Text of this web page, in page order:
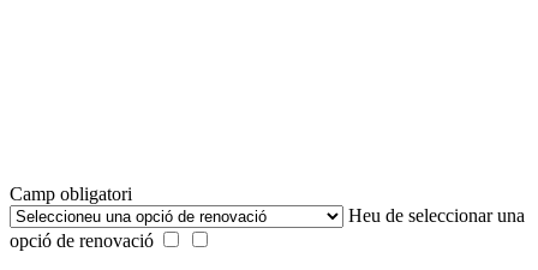
Camp obligatori
Heu de seleccionar una
opció de renovació